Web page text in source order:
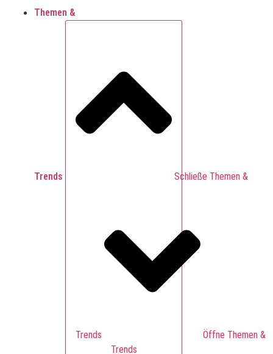
Themen &
Trends
Trends
Trends